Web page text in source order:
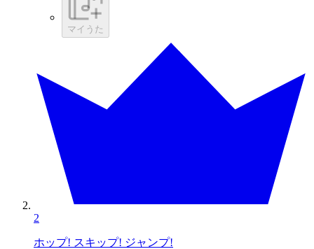
マイうた
2
ホップ! スキップ! ジャンプ!